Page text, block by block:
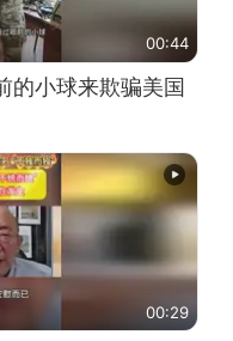
00:44
的小球来欺骗美国
00:29